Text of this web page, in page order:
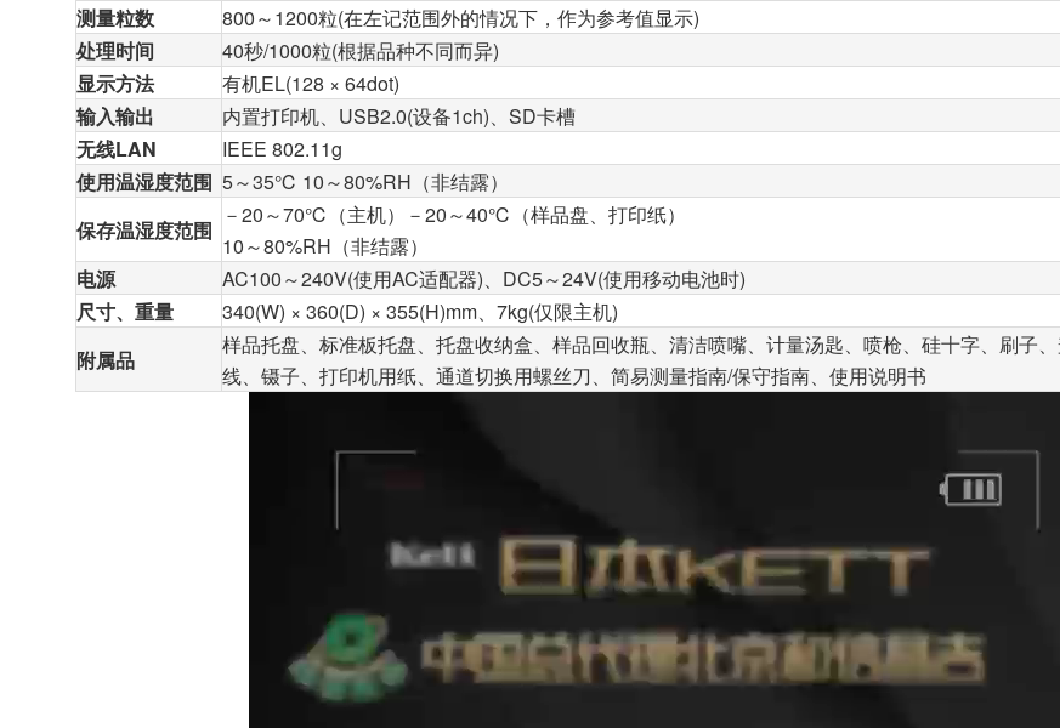
测量粒数
800～1200粒(在左记范围外的情况下，作为参考值显示)
处理时间
40秒/1000粒(根据品种不同而异)
显示方法
有机EL(128 × 64dot)
输入输出
内置打印机、USB2.0(设备1ch)、SD卡槽
无线LAN
IEEE 802.11g
使用温湿度范围 5～35℃ 10～80%RH（非结露）
保存温湿度范围
－20～70℃（主机）－20～40℃（样品盘、打印纸）
10～80%RH（非结露）
电源
AC100～240V(使用AC适配器)、DC5～24V(使用移动电池时)
尺寸、重量
340(W) × 360(D) × 355(H)mm、7kg(仅限主机)
附属品
样品托盘、标准板托盘、托盘收纳盒、样品回收瓶、清洁喷嘴、计量汤匙、喷枪、硅十字、刷子
线、镊子、打印机用纸、通道切换用螺丝刀、简易测量指南/保守指南、使用说明书